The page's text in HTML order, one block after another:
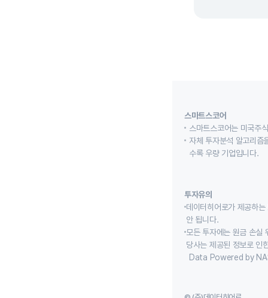
스마트스코어
스마트스코어는 미국주
자체 투자분석 알고리즘
수록 우량 기업입니다.
투자유의
데이터히어로가 제공하
안 됩니다.
모든 투자에는 원금 손실
당사는 제공된 정보로 인
Data Powered by